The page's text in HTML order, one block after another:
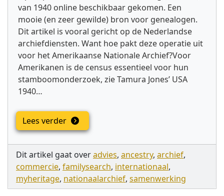
van 1940 online beschikbaar gekomen. Een
mooie (en zeer gewilde) bron voor genealogen.
Dit artikel is vooral gericht op de Nederlandse
archiefdiensten. Want hoe pakt deze operatie uit
voor het Amerikaanse Nationale Archief?Voor
Amerikanen is de census essentieel voor hun
stamboomonderzoek, zie Tamura Jones’ USA
1940…
Lees verder
Dit artikel gaat overadvies, ancestry, archief,
commercie, familysearch, internationaal,
myheritage, nationaalarchief, samenwerking